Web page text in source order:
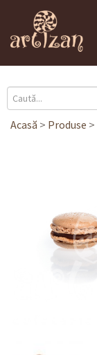
Acasă > Produse >